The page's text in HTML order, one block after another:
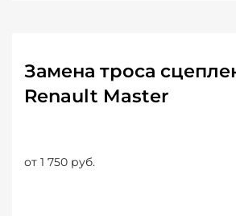
Замена троса
Renault Master
от 1 750 руб.